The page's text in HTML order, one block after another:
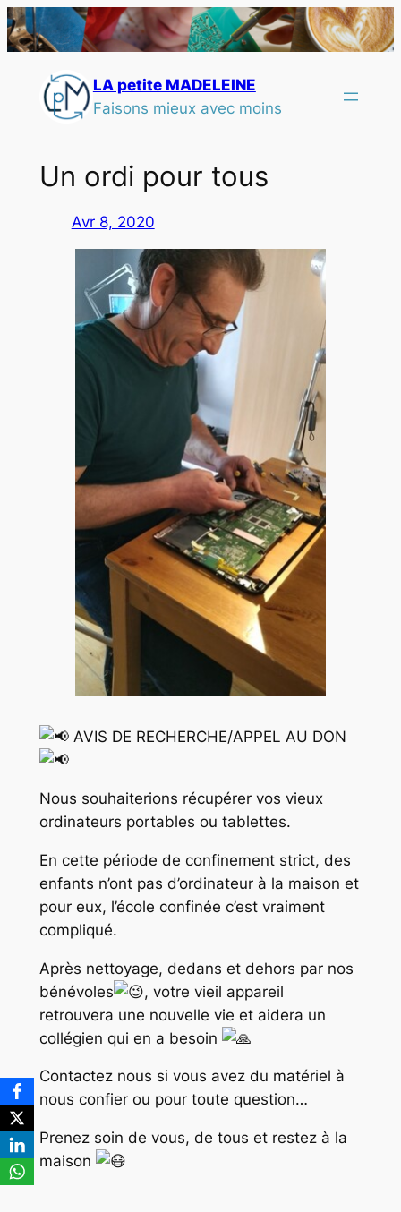
LA petite MADELEINE
Faisons mieux avec moins
Un ordi pour tous
Avr 8, 2020
AVIS DE RECHERCHE/APPEL AU DON
Nous souhaiterions récupérer vos vieux
ordinateurs portables ou tablettes.
En cette période de confinement strict, des
enfants n’ont pas d’ordinateur à la maison et
pour eux, l’école confinée c’est vraiment
compliqué.
Après nettoyage, dedans et dehors par nos
bénévoles
, votre vieil appareil
retrouvera une nouvelle vie et aidera un
collégien qui en a besoin
Contactez nous si vous avez du matériel à
nous confier ou pour toute question…
Prenez soin de vous, de tous et restez à la
maison